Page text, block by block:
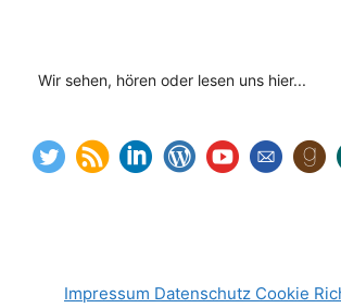
Wir sehen, hören oder lesen uns hier...
Impressum Datenschutz Cookie